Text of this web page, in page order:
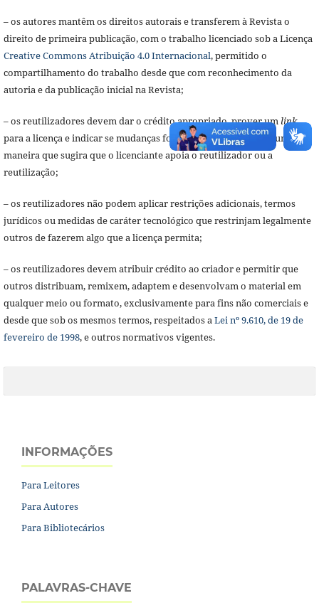
– os autores mantêm os direitos autorais e transferem à Revista o
direito de primeira publicação, com o trabalho licenciado sob a Licença
Creative Commons Atribuição 4.0 Internacional, permitido o
compartilhamento do trabalho desde que com reconhecimento da
autoria e da publicação inicial na Revista;
– os reutilizadores devem dar o crédito apropriado, prover um link
para a licença e indicar se mudanças foram feitas, mas de nenhuma
maneira que sugira que o licenciante apoia o reutilizador ou a
reutilização;
– os reutilizadores não podem aplicar restrições adicionais, termos
jurídicos ou medidas de caráter tecnológico que restrinjam legalmente
outros de fazerem algo que a licença permita;
– os reutilizadores devem atribuir crédito ao criador e permitir que
outros distribuam, remixem, adaptem e desenvolvam o material em
qualquer meio ou formato, exclusivamente para fins não comerciais e
desde que sob os mesmos termos, respeitados aLei nº 9.610, de 19 de
fevereiro de 1998, e outros normativos vigentes.
INFORMAÇÕES
Para Leitores
Para Autores
Para Bibliotecários
PALAVRAS-CHAVE